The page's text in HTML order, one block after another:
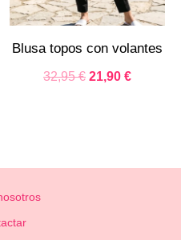
Blusa topos con volantes
32,95€ 21,90 €